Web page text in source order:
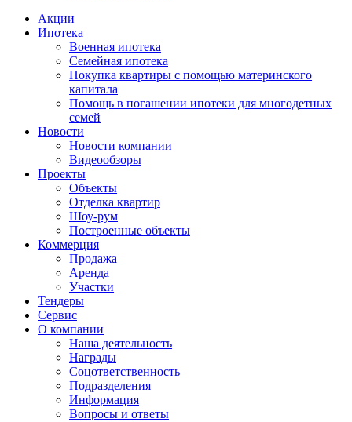
Акции
Ипотека
Военная ипотека
Семейная ипотека
Покупка квартиры с помощью материнского
капитала
Помощь в погашении ипотеки для многодетных
семей
Новости
Новости компании
Видеообзоры
Проекты
Объекты
Отделка квартир
Шоу-рум
Построенные объекты
Коммерция
Продажа
Аренда
Участки
Тендеры
Сервис
О компании
Наша деятельность
Награды
Соцответственность
Подразделения
Информация
Вопросы и ответы